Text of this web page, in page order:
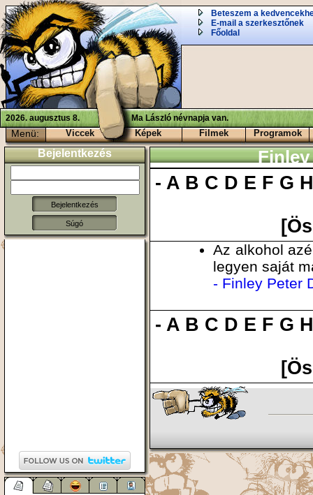
Beteszem a
E-mail a szerkesztőnek
Főoldal
2026. augusztus 8. Ma László névnapja van.
Menü: Viccek Képek Filmek Programok
Bejelentkezés
Súgó
Finley
-A B C D E F G
Az alkohol
legyen saját
- Finley Peter
-A B C D E F G